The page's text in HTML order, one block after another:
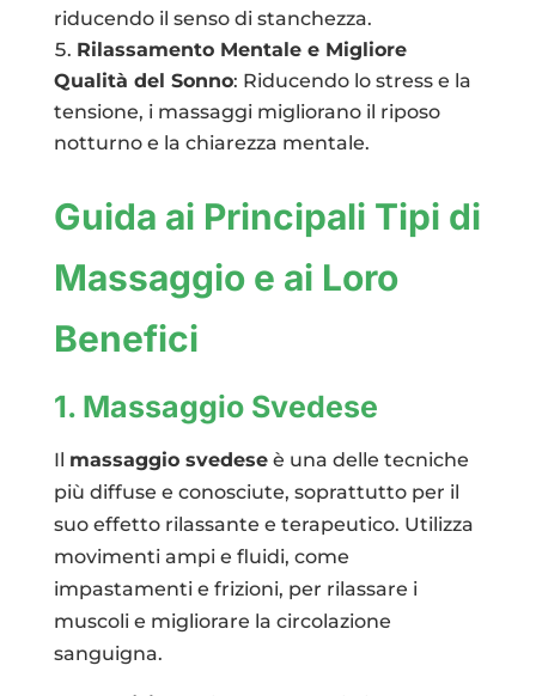
riducendo il senso di stanchezza.
Rilassamento Mentale e Migliore
Qualità del Sonno: Riducendo lo stress e la
tensione, i massaggi migliorano il riposo
notturno e la chiarezza mentale.
Guida ai Principali Tipi di
Massaggio e ai Loro
Benefici
1. Massaggio Svedese
Il massaggio svedeseè una delle tecniche
più diffuse e conosciute, soprattutto per il
suo effetto rilassante e terapeutico. Utilizza
movimenti ampi e fluidi, come
impastamenti e frizioni, per rilassare i
muscoli e migliorare la circolazione
sanguigna.